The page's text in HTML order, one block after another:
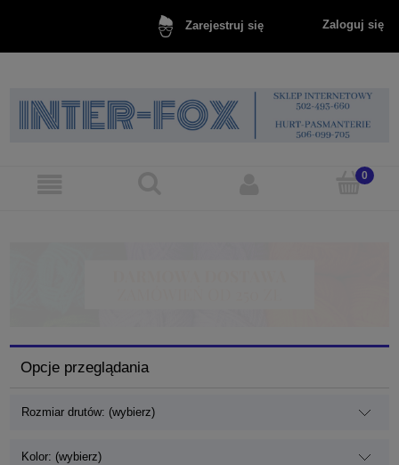
Zarejestruj się Zaloguj się
Opcje przeglądania
Rozmiar drutów: (wybierz)
Kolor: (wybierz)